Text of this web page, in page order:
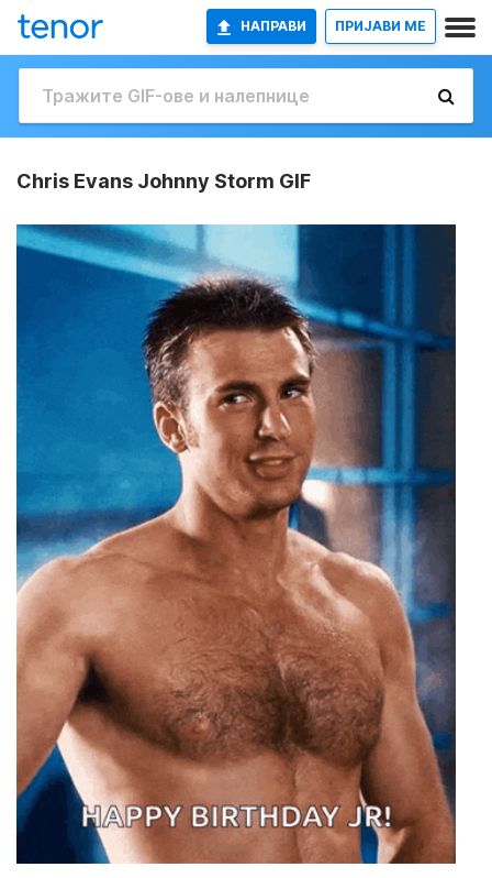
НАПРАВИ ПРИЈАВИ МЕ
Chris Evans Johnny Storm GIF